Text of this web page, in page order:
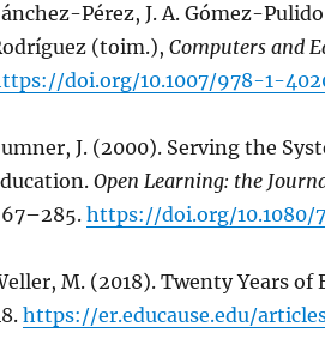
Pérez, J. A. Gómez-
(toim.), Computers and
doi.org/10.1007/978-1-
J. (2000). Serving the
Open Learning: the
https://doi.org/10.1080/
M. (2018). Twenty Years of
https://er.educause.edu/